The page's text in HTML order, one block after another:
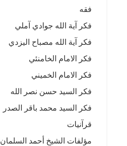
فقه
فكر آية الله جوادي آملي
فكر آية الله مصباح اليزدي
فكر الامام الخامنئي
فكر الامام الخميني
فكر السيد حسن نصر الله
فكر السيد محمد باقر الصدر
قرآنيات
مؤلفات الشيخ أحمد السلمان